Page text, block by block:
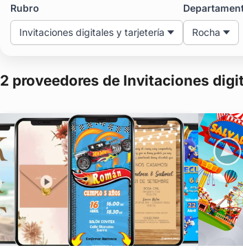
Rubro
Invitaciones digitales y tarjetería Rocha
2 proveedores de Invitaciones
Aquí conocerás los mejores diseñadores de